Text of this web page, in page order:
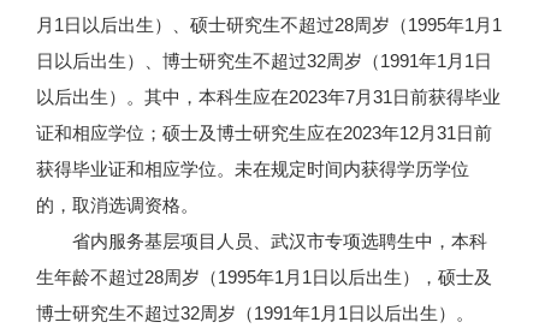
月1日以后出生）、硕士研究生不超过28周岁（1995年1月1
日以后出生）、博士研究生不超过32周岁（1991年1月1日
以后出生）。其中，本科生应在2023年7月31日前获得毕业
证和相应学位；硕士及博士研究生应在2023年12月31日前
获得毕业证和相应学位。未在规定时间内获得学历学位
的，取消选调资格。
省内服务基层项目人员、武汉市专项选聘生中，本科
生年龄不超过28周岁（1995年1月1日以后出生），硕士及
博士研究生不超过32周岁（1991年1月1日以后出生）。